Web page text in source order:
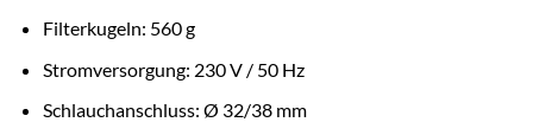
Filterkugeln: 560 g
Stromversorgung: 230 V / 50 Hz
Schlauchanschluss: Ø 32/38 mm